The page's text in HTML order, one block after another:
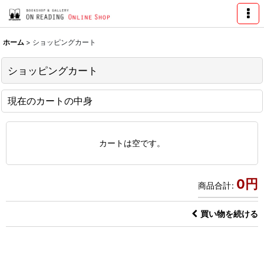
ホーム > ショッピングカート
ショッピングカート
現在のカートの中身
カートは空です。
商品合計: 0円
買い物を続ける